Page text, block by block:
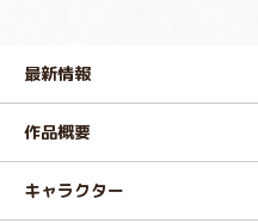
最新情報
作品概要
キャラクター